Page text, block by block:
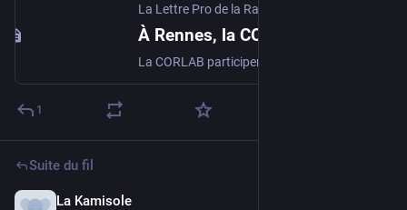
La Lettre Pro de la Radio & du Podcast
1
Suite du fil
La Kamisole